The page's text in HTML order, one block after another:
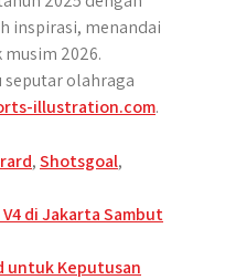
inspirasi, menandai
2026.
olahraga
illustration.com.
,Shotsgoal,
di Jakarta Sambut
untuk Keputusan